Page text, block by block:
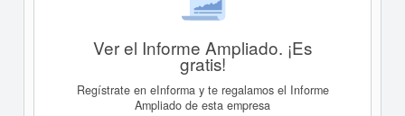
Ver el Informe Ampliado. ¡Es
gratis!
Regístrate en eInforma y te regalamos el Informe
Ampliado de esta empresa